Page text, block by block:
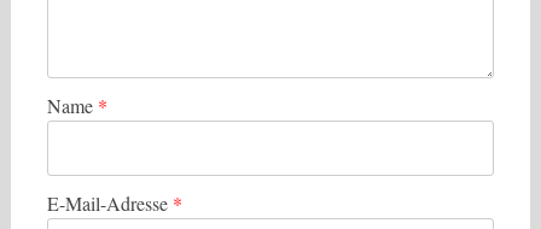
Name *
E-Mail-Adresse *